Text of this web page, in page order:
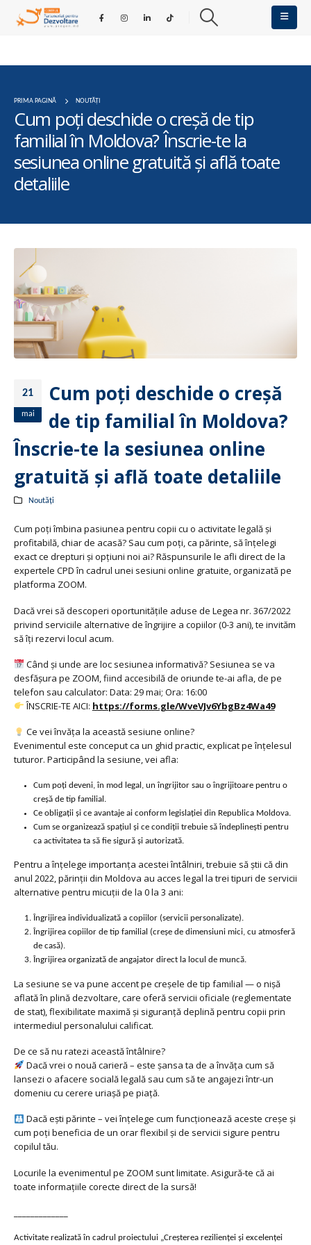
PRIMA PAGINĂ NOUTĂȚI
Cum poți deschide o creșă de tip
familial în Moldova? Înscrie-te la
sesiunea online gratuită și află toate
detaliile
21
mai
Cum poți deschide o creșă
de tip familial în Moldova?
Înscrie-te la sesiunea online
gratuită și află toate detaliile
Noutăți
Cum poți îmbina pasiunea pentru copii cu o activitate legală și
profitabilă, chiar de acasă? Sau cum poți, ca părinte, să înțelegi
exact ce drepturi și opțiuni noi ai? Răspunsurile le afli direct de la
expertele CPD în cadrul unei sesiuni online gratuite, organizată pe
platforma ZOOM.
Dacă vrei să descoperi oportunitățile aduse de Legea nr. 367/2022
privind serviciile alternative de îngrijire a copiilor (0-3 ani), te invităm
să îți rezervi locul acum.
Când și unde are loc sesiunea informativă? Sesiunea se va
desfășura pe ZOOM, fiind accesibilă de oriunde te-ai afla, de pe
telefon sau calculator: Data: 29 mai; Ora: 16:00
ÎNSCRIE-TE AICI: https://forms.gle/WveVJv6YbgBz4Wa49
Ce vei învăța la această sesiune online?
Evenimentul este conceput ca un ghid practic, explicat pe înțelesul
tuturor. Participând la sesiune, vei afla:
Cum poți deveni, în mod legal, un îngrijitor sau o îngrijitoare pentru o
creșă de tip familial.
Ce obligații și ce avantaje ai conform legislației din Republica Moldova.
Cum se organizează spațiul și ce condiții trebuie să îndeplinești pentru
ca activitatea ta să fie sigură și autorizată.
Pentru a înțelege importanța acestei întâlniri, trebuie să știi că din
anul 2022, părinții din Moldova au acces legal la trei tipuri de servicii
alternative pentru micuții de la 0 la 3 ani:
Îngrijirea individualizată a copiilor (servicii personalizate).
Îngrijirea copiilor de tip familial (creșe de dimensiuni mici, cu atmosferă
de casă).
Îngrijirea organizată de angajator direct la locul de muncă.
La sesiune se va pune accent pe creșele de tip familial — o nișă
aflată în plină dezvoltare, care oferă servicii oficiale (reglementate
de stat), flexibilitate maximă și siguranță deplină pentru copii prin
intermediul personalului calificat.
De ce să nu ratezi această întâlnire?
Dacă vrei o nouă carieră – este șansa ta de a învăța cum să
lansezi o afacere socială legală sau cum să te angajezi într-un
domeniu cu cerere uriașă pe piață.
Dacă ești părinte – vei înțelege cum funcționează aceste creșe și
cum poți beneficia de un orar flexibil și de servicii sigure pentru
copilul tău.
Locurile la evenimentul pe ZOOM sunt limitate. Asigură-te că ai
toate informațiile corecte direct de la sursă!
Activitate realizată în cadrul proiectului „Creșterea rezilienței și excelenței